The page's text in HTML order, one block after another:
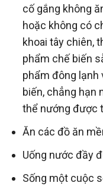
cố gắng không
hoặc không có
khoai tây chiên,
phẩm chế biến
phẩm đông lạnh
biến, chẳng hạn
thể nướng được
Ăn các đồ ăn
Uống nước đầy
Sống một cuộc